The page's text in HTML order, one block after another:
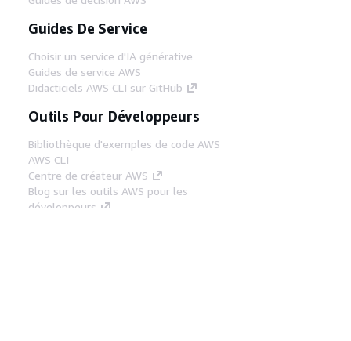
Guides De Service
Choisir un service d'IA générative
Guides de service AWS
Didacticiels AWS CLI sur GitHub
Outils Pour Développeurs
Bibliothèque d'exemples de code AWS
AWS CLI
Centre de créateur AWS
Blog sur les outils AWS pour les
développeurs